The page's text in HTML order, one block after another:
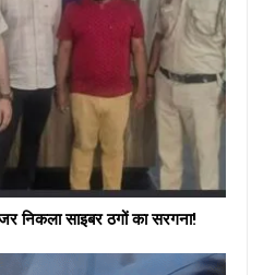
निकला साइबर ठगों का सरगना!